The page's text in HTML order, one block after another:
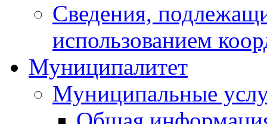
Сведения,
использованием
Муниципалитет
Муниципальные